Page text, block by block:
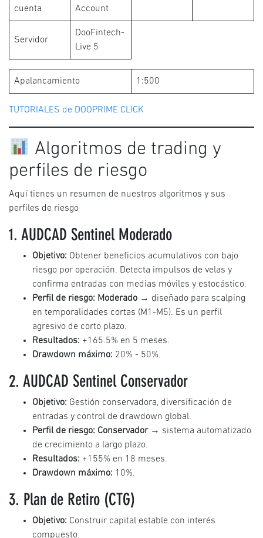
cuenta
Account
Servidor
DooFintech-
Live 5
Apalancamiento 1:500
TUTORIALES de DOOPRIME CLICK
Algoritmos de trading y
perfiles de riesgo
Aquí tienes un resumen de nuestros algoritmos y sus
perfiles de riesgo
1. AUDCAD Sentinel Moderado
Objetivo: Obtener beneficios acumulativos con bajo
riesgo por operación. Detecta impulsos de velas y
confirma entradas con medias móviles y estocástico.
Perfil de riesgo: Moderado → diseñado para scalping
en temporalidades cortas (M1-M5). Es un perfil
agresivo de corto plazo.
Resultados: +165.5% en 5 meses.
Drawdown máximo: 20% - 50%.
2. AUDCAD Sentinel Conservador
Objetivo: Gestión conservadora, diversificación de
entradas y control de drawdown global.
Perfil de riesgo: Conservador→ sistema automatizado
de crecimiento a largo plazo.
Resultados: +155% en 18 meses.
Drawdown máximo: 10%.
3. Plan de Retiro (CTG)
Objetivo: Construir capital estable con interés
compuesto.